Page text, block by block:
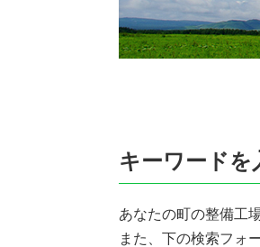
キーワードを
あなたの町の整備工
また、下の検索フォ